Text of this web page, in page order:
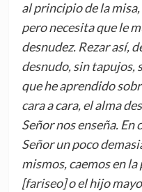
al principio de la
pero necesita que le
desnudez. Rezar así,
desnudo, sin tapujos,
que he aprendido
cara a cara, el alma
Señor nos enseña. En
Señor un poco
mismos, caemos en
[fariseo] o el hijo